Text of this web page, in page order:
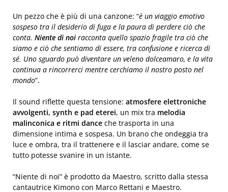
Un pezzo che è più di una canzone: “è un viaggio emotivo
sospeso tra il desiderio di fuga e la paura di perdere ciò che
conta. Niente di noi racconta quello spazio fragile tra ciò che
siamo e ciò che sentiamo di essere, tra confusione e ricerca di
sé. Uno sguardo può diventare un veleno dolceamaro, e la vita
continua a rincorrerci mentre cerchiamo il nostro posto nel
mondo”.
Il sound riflette questa tensione: atmosfere elettroniche
avvolgenti, synth e pad eterei, un mix tra melodia
malinconica e ritmi dance che trasporta in una
dimensione intima e sospesa. Un brano che ondeggia tra
luce e ombra, tra il trattenere e il lasciar andare, come se
tutto potesse svanire in un istante.
“Niente di noi” è prodotto da Maestro, scritto dalla stessa
cantautrice Kimono con Marco Rettani e Maestro.